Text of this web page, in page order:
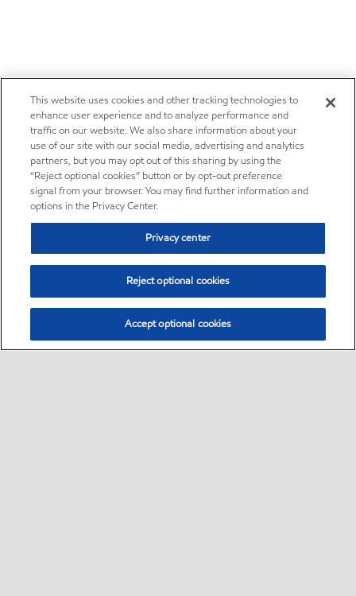
This website uses cookies and other tracking technologies to
enhance user experience and to analyze performance and
traffic on our website. We also share information about your
use of our site with our social media, advertising and analytics
partners, but you may opt out of this sharing by using the
“Reject optional cookies” button or by opt-out preference
signal from your browser. You may find further information and
options in the Privacy Center.
Privacy center
Reject optional cookies
Accept optional cookies